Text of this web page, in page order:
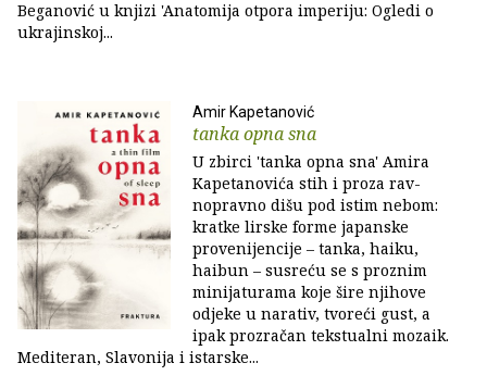
Beganović u knjizi 'Anatomija otpora imperiju: Ogledi o
ukrajinskoj...
Amir Kapetanović
tanka opna sna
U zbirci 'tanka opna sna' Amira
Kapetanovića stih i proza rav­
nopravno dišu pod istim nebom:
kratke lirske forme japanske
provenijencije – tanka, haiku,
haibun – susreću se s proznim
minijaturama koje šire njihove
odjeke u narativ, tvoreći gust, a
ipak prozračan tekstualni mozaik.
Mediteran, Slavonija i istarske...